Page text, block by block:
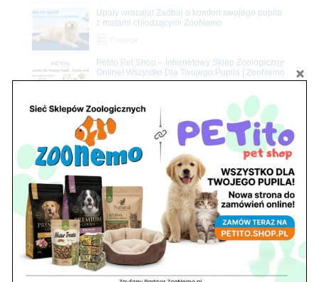
Upały wracają! Zadbaj o komfort swojego pupila
z matami chłodzącymi ZooNemo
Petito Pet Shop – Internetowy Sklep Zoologiczny
Online! Wszystko Dla Twojego Pupila | ZooNemo
Znajdź nas
Adres
05-120 Legionowo
ul. Piłsudskiego 31,
pawilon 134
tel./fax. 22 784 71 96
Godziny pracy
pon. – piąt. 10.00 – 19.00
sob. 10.00 – 15.00